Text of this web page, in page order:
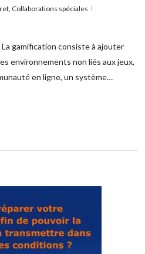
, Collaborations spéciales
gamification consiste à ajouter
environnements non liés aux jeux,
en ligne, un système…